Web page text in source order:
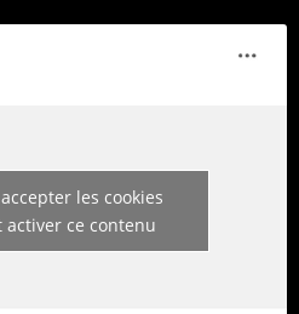
les cookies
activer ce contenu